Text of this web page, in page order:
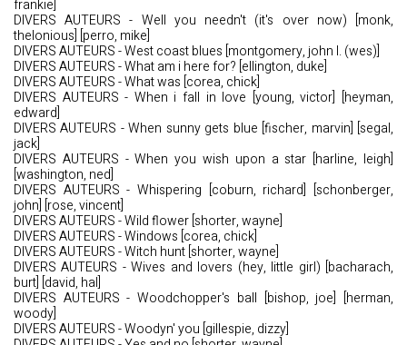
frankie]
DIVERS AUTEURS - Well you needn't (it's over now) [monk,
thelonious] [perro, mike]
DIVERS AUTEURS - West coast blues [montgomery, john l. (wes)]
DIVERS AUTEURS - What am i here for? [ellington, duke]
DIVERS AUTEURS - What was [corea, chick]
DIVERS AUTEURS - When i fall in love [young, victor] [heyman,
edward]
DIVERS AUTEURS - When sunny gets blue [fischer, marvin] [segal,
jack]
DIVERS AUTEURS - When you wish upon a star [harline, leigh]
[washington, ned]
DIVERS AUTEURS - Whispering [coburn, richard] [schonberger,
john] [rose, vincent]
DIVERS AUTEURS - Wild flower [shorter, wayne]
DIVERS AUTEURS - Windows [corea, chick]
DIVERS AUTEURS - Witch hunt [shorter, wayne]
DIVERS AUTEURS - Wives and lovers (hey, little girl) [bacharach,
burt] [david, hal]
DIVERS AUTEURS - Woodchopper's ball [bishop, joe] [herman,
woody]
DIVERS AUTEURS - Woodyn' you [gillespie, dizzy]